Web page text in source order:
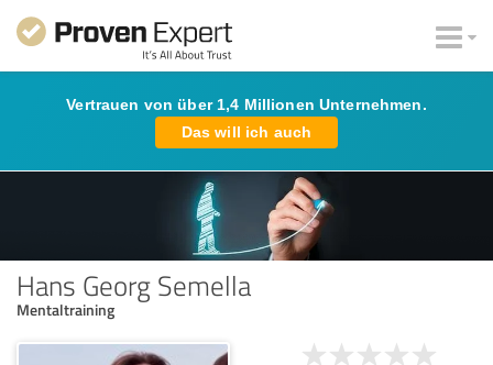
Vertrauen von über 1,4 Millionen Unternehmen.
Das will ich auch
Hans Georg Semella
Mentaltraining